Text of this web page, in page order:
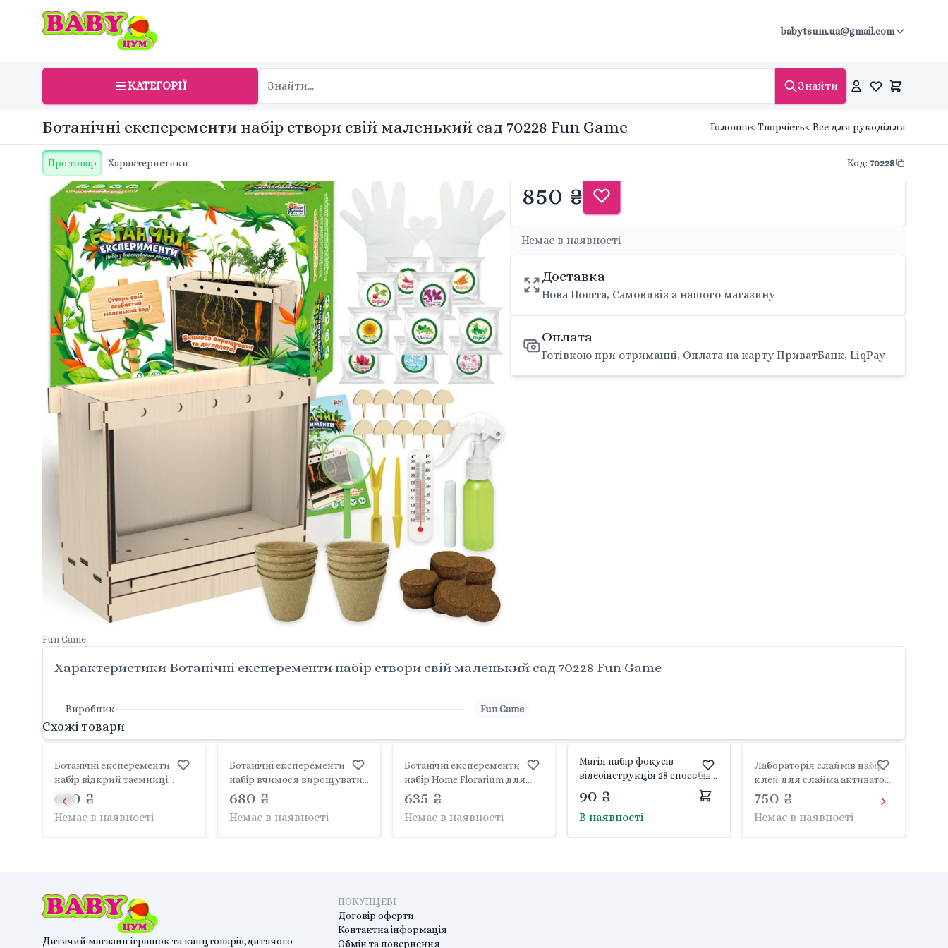
babytsum.ua@gmail.com
КАТЕГОРІЇ Знайти
Ботанічні експеременти набір створи свій маленький сад 70228 Fun Game Головна< Творчість< Все для рукоділля
Про товар Характеристики Код: 70228
Fun Game
850 ₴
Немає в наявності
Доставка
Нова Пошта, Самовивіз з нашого магазину
Оплата
Готівкою при отриманні, Оплата на карту ПриватБанк, LiqPay
Характеристики Ботанічні експеременти набір створи свій маленький сад 70228 Fun Game
Виробник Fun Game
Схожі товари
Ботанічні експеременти
набір відкрий таємниці
садівництва 77861 Fun Game
680 ₴
Немає в наявності
Ботанічні експеременти
набір вчимося вирощувати
та доглядати 26072 Fun Game
680 ₴
Немає в наявності
Ботанічні експеременти
набір Home Florarium для
вирощування рослин у
коробці 34*22*8см HFL-01-01
Danko toys
635 ₴
Немає в наявності
Магія набір фокусів
відеоінструкція 28 способів
коробка 76959 Fun Game
90 ₴
В наявності
Лабораторія слаймів набір
клей для слайма активатор
набір комах окуляри
люмінесцентний порошок
блискітки фарби змішувач
750 ₴
Немає в наявності
Дитячий магазин іграшок та канцтоварів,дитячого
ПОКУПЦЕВІ
Договір оферти
Контактна інформація
Обмін та повернення